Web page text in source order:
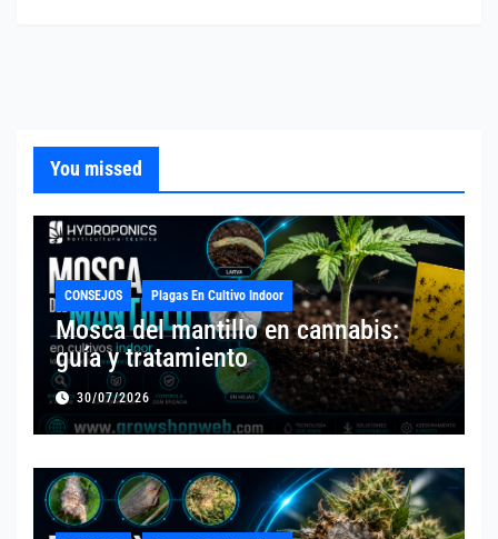
You missed
CONSEJOS Plagas En Cultivo Indoor
Mosca del mantillo en cannabis:
guía y tratamiento
30/07/2026